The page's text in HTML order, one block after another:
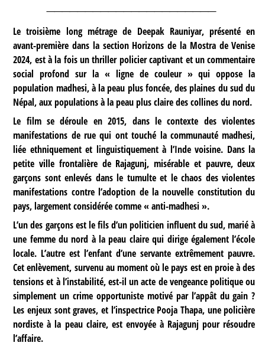
Le troisième long métrage de Deepak Rauniyar, présenté en
avant-première dans la section Horizons de la Mostra de Venise
2024, est à la fois un thriller policier captivant et un commentaire
social profond sur la « ligne de couleur » qui oppose la
population madhesi, à la peau plus foncée, des plaines du sud du
Népal, aux populations à la peau plus claire des collines du nord.
Le film se déroule en 2015, dans le contexte des violentes
manifestations de rue qui ont touché la communauté madhesi,
liée ethniquement et linguistiquement à l’Inde voisine. Dans la
petite ville frontalière de Rajagunj, misérable et pauvre, deux
garçons sont enlevés dans le tumulte et le chaos des violentes
manifestations contre l’adoption de la nouvelle constitution du
pays, largement considérée comme « anti-madhesi ».
L’un des garçons est le fils d’un politicien influent du sud, marié à
une femme du nord à la peau claire qui dirige également l’école
locale. L’autre est l’enfant d’une servante extrêmement pauvre.
Cet enlèvement, survenu au moment où le pays est en proie à des
tensions et à l’instabilité, est-il un acte de vengeance politique ou
simplement un crime opportuniste motivé par l’appât du gain ?
Les enjeux sont graves, et l’inspectrice Pooja Thapa, une policière
nordiste à la peau claire, est envoyée à Rajagunj pour résoudre
l’affaire.